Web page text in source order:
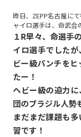
昨日、ZEPP名古屋に
ャイロ選手は、命武会
１R早々、命選手
イロ選手でした
ビー級パンチを
たー！
ヘビー級の迫力
団のブラジル人勢
まだまだ課題も
習です！